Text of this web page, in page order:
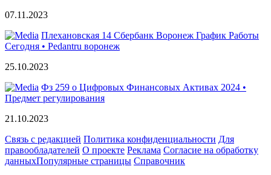
07.11.2023
Плехановская 14 Сбербанк Воронеж График Работы
Сегодня • Pedantru воронеж
25.10.2023
Фз 259 о Цифровых Финансовых Активах 2024 •
Предмет регулирования
21.10.2023
Связь с редакцией Политика конфиденциальности Для
правообладателей О проекте Реклама Согласие на обработку
данныхПопулярные страницы Справочник